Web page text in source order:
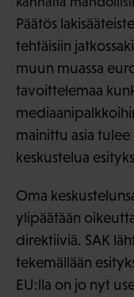
Päätös
tehtäisiin
muun muassa
tavoittelemaa
mainittu asia
keskustelua
Oma
ylipäätään
direktiiviä. SAK
tekemällään
EU:lla on jo nyt